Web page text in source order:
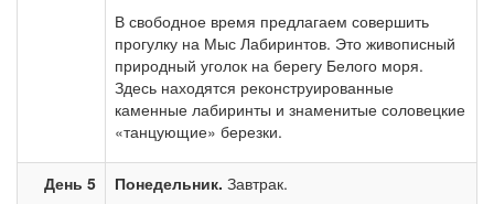
В свободное время предлагаем совершить
прогулку на Мыс Лабиринтов. Это живописный
природный уголок на берегу Белого моря.
Здесь находятся реконструированные
каменные лабиринты и знаменитые соловецкие
«танцующие» березки.
День 5 Понедельник. Завтрак.